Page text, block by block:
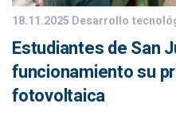
18.11.2025 Desarrollo
Estudiantes de San
funcionamiento su
fotovoltaica